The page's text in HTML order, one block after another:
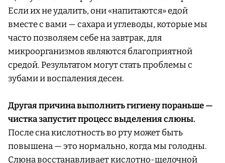
Если их не удалить, они «напитаются» едой
вместе с вами — сахара и углеводы, которые мы
часто позволяем себе на завтрак, для
микроорганизмов являются благоприятной
средой. Результатом могут стать проблемы с
зубами и воспаления десен.
Другая причина выполнить гигиену пораньше —
чистка запустит процесс выделения слюны.
После сна кислотность во рту может быть
повышена — это нормально, когда мы голодны.
Слюна восстанавливает кислотно-щелочной